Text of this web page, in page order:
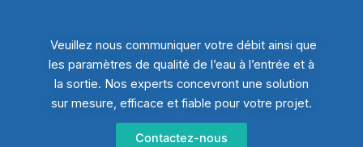
Veuillez nous communiquer votre débit ainsi que
les paramètres de qualité de l’eau à l’entrée et à
la sortie. Nos experts concevront une solution
sur mesure, efficace et fiable pour votre projet.
Contactez-nous